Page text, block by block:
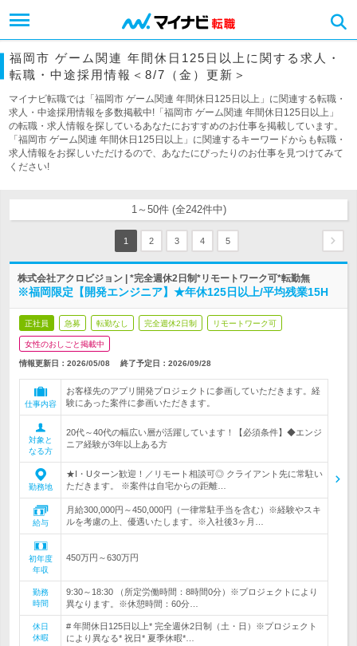
福岡市 ゲーム関連 年間休日125日以上に関する求人・
転職・中途採用情報＜8/7（金）更新＞
マイナビ転職では「福岡市 ゲーム関連 年間休日125日以上」に関連する転職・
求人・中途採用情報を多数掲載中!「福岡市 ゲーム関連 年間休日125日以上」
の転職・求人情報を探しているあなたにおすすめのお仕事を掲載しています。
「福岡市 ゲーム関連 年間休日125日以上」に関連するキーワードからも転職・
求人情報をお探しいただけるので、あなたにぴったりのお仕事を見つけてみて
ください!
1～50件 (全242件中)
1 2 3 4 5
株式会社アクロビジョン | *完全週休2日制*リモートワーク可*転勤無
※福岡限定【開発エンジニア】★年休125日以上/平均残業15H
正社員 急募 転勤なし 完全週休2日制 リモートワーク可
女性のおしごと掲載中
情報更新日：2026/05/08 終了予定日： 2026/09/28
仕事内容
お客様先のアプリ開発プロジェクトに参画していただきます。経
験にあった案件に参画いただきます。
対象と
なる方
20代～40代の幅広い層が活躍しています！【必須条件】◆エンジ
ニア経験が3年以上ある方
勤務地
★I・Uターン歓迎！／リモート相談可◎ クライアント先に常駐い
ただきます。 ※案件は自宅からの距離…
給与
月給300,000円～450,000円（一律常駐手当を含む）※経験やスキ
ルを考慮の上、優遇いたします。※入社後3ヶ月…
初年度
年収
450万円～630万円
勤務
時間
9:30～18:30 （所定労働時間：8時間0分）※プロジェクトにより
異なります。※休憩時間：60分…
休日
休暇
# 年間休日125日以上* 完全週休2日制（土・日）※プロジェクト
により異なる* 祝日* 夏季休暇*…